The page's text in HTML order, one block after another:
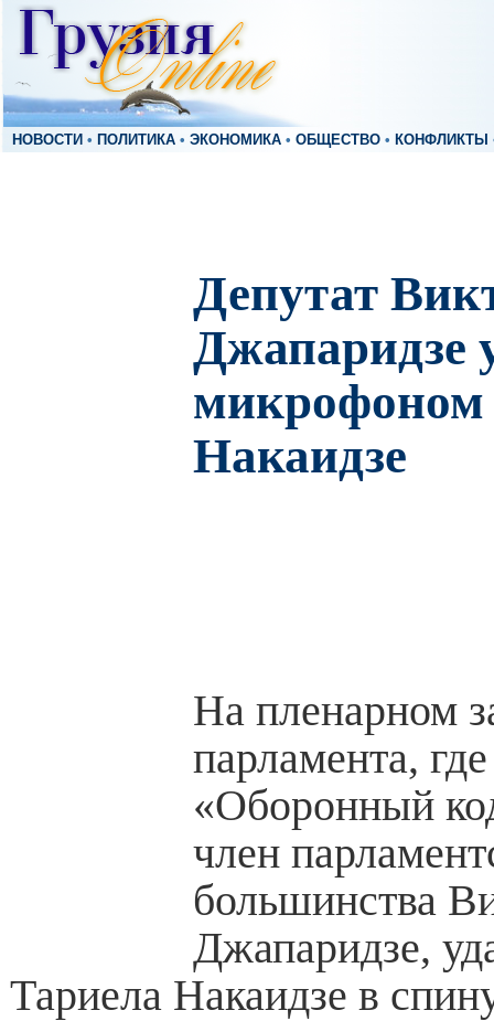
НОВОСТИ • ПОЛИТИКА • ЭКОНОМИКА • ОБЩЕСТВО • КОНФЛИКТЫ
Депутат
Джапаридзе
микрофоном
Накаидзе
На пленарном
парламента,
«Оборонный
член
большинства
Джапаридзе,
Тариела Накаидзе в